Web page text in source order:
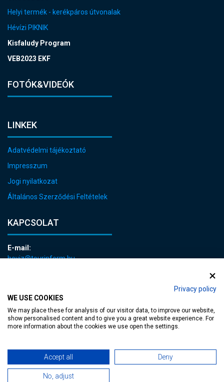
Privacy policy
WE USE COOKIES
We may place these for analysis of our visitor data, to improve our website,
show personalised content and to give you a great website experience. For
more information about the cookies we use open the settings.
Accept all Deny
No, adjust
Helyi termék - kerékpáros útvonalak
Hévízi PIKNIK
Kisfaludy Program
VEB2023 EKF
FOTÓK&VIDEÓK
LINKEK
Adatvédelmi tájékoztató
Impresszum
Jogi nyilatkozat
Általános Szerződési Feltételek
KAPCSOLAT
E-mail:
heviz@tourinform.hu
akadálymentesített weblap| Copyright © 2024 Hévíz Város Önkormányzata,